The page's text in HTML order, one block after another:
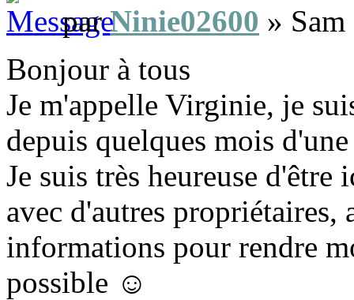
parNinie02600 »
Bonjour à tous
Je m'appelle Virginie, je
depuis quelques mois
Je suis très heureuse
avec d'autres propriétaires,
informations pour rendre
possible ☺️